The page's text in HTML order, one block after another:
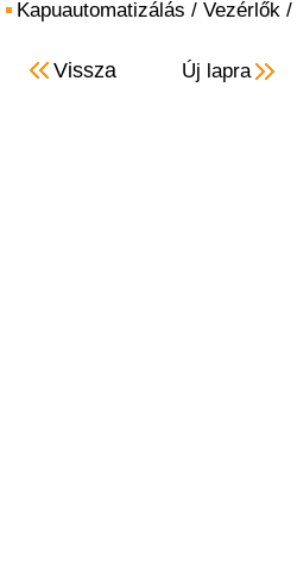
Kapuautomatizálás / Vezérlők /
Vissza Új lapra